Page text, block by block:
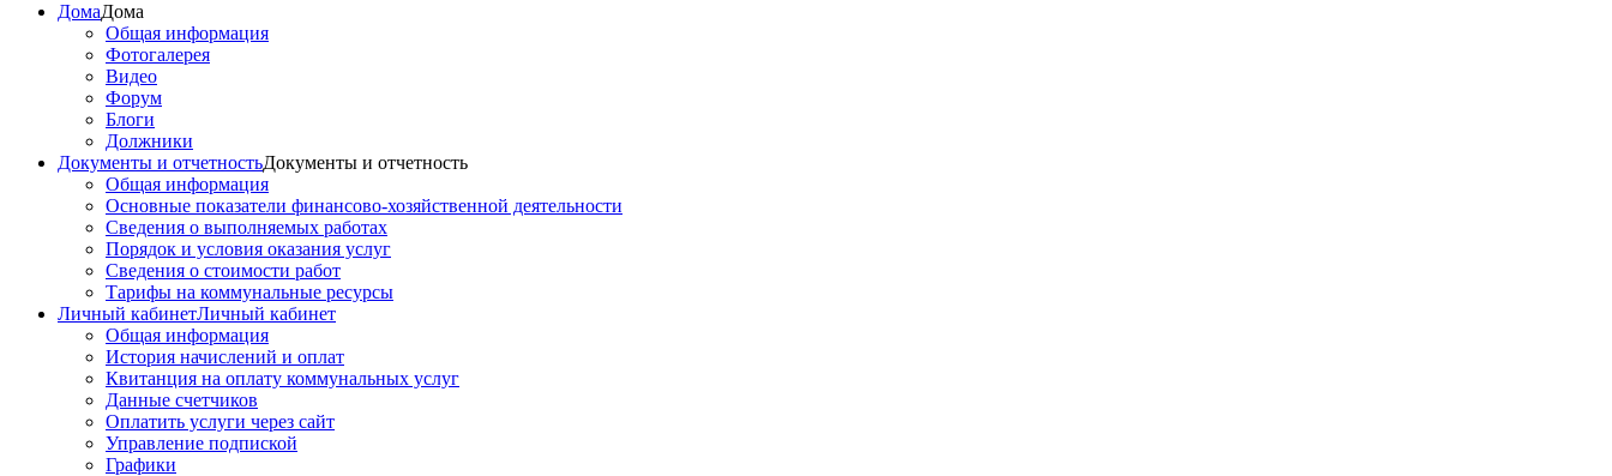
ДомаДома
Общая информация
Фотогалерея
Видео
Форум
Блоги
Должники
Документы и отчетностьДокументы и отчетность
Общая информация
Основные показатели финансово-хозяйственной деятельности
Сведения о выполняемых работах
Порядок и условия оказания услуг
Сведения о стоимости работ
Тарифы на коммунальные ресурсы
Личный кабинетЛичный кабинет
Общая информация
История начислений и оплат
Квитанция на оплату коммунальных услуг
Данные счетчиков
Оплатить услуги через сайт
Управление подпиской
Графики